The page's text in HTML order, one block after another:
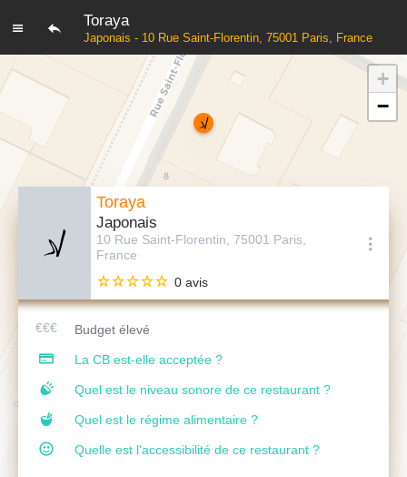
Toraya
Japonais - 10 Rue Saint-Florentin, 75001 Paris, France
Toraya
Japonais
10 Rue Saint-Florentin, 75001 Paris,
France
0 avis
Budget élevé
La CB est-elle acceptée ?
Quel est le niveau sonore de ce restaurant ?
Quel est le régime alimentaire ?
Quelle est l'accessibilité de ce restaurant ?
+
−